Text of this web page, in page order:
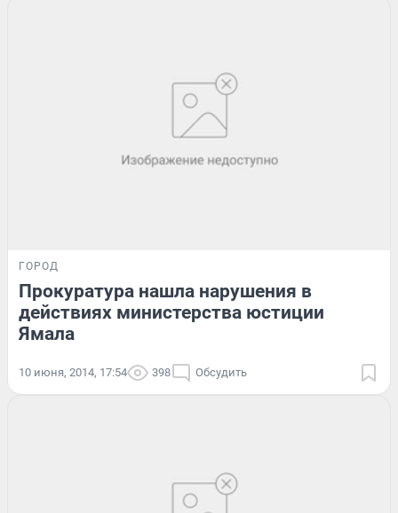
ГОРОД
Прокуратура нашла нарушения в
действиях министерства юстиции
Ямала
10 июня, 2014, 17:54 398 Обсудить